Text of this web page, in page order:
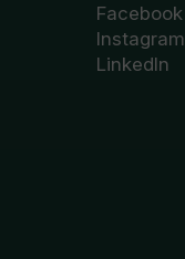
Facebook
Instagram
LinkedIn